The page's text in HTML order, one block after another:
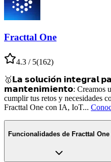
Fracttal One
4.3 / 5(162)
🥇𝗟𝗮 𝘀𝗼𝗹𝘂𝗰𝗶𝗼́𝗻 𝗶𝗻𝘁𝗲𝗴𝗿𝗮𝗹
𝗺𝗮𝗻𝘁𝗲𝗻𝗶𝗺𝗶𝗲𝗻𝘁𝗼⁣: Creamos
cumplir tus retos y necesidades
Fracttal One con IA, IoT...
Funcionalidades de Fracttal One